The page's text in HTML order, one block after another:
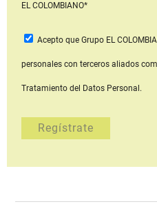
EL COLOMBIANO*
Acepto que Grupo EL
personales con terceros aliados
Tratamiento del Datos Personal.